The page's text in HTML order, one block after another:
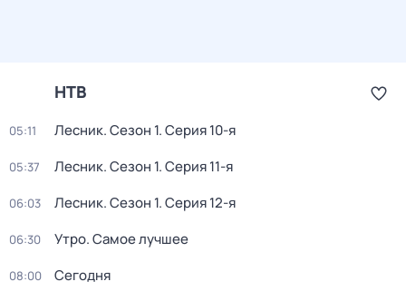
НТВ
05:11 Лесник. Сезон 1. Серия 10-я
05:37 Лесник. Сезон 1. Серия 11-я
06:03 Лесник. Сезон 1. Серия 12-я
06:30 Утро. Самое лучшее
08:00 Сегодня